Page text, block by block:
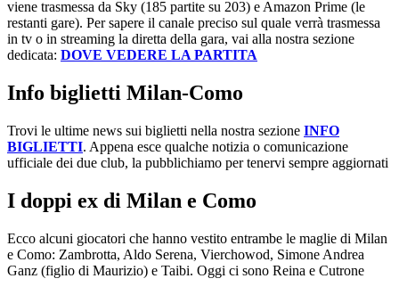
viene trasmessa da Sky (185 partite su 203) e Amazon Prime (le
restanti gare). Per sapere il canale preciso sul quale verrà trasmessa
in tv o in streaming la diretta della gara, vai alla nostra sezione
dedicata: DOVE VEDERE LA PARTITA
Info biglietti Milan-Como
Trovi le ultime news sui biglietti nella nostra sezione INFO
BIGLIETTI. Appena esce qualche notizia o comunicazione
ufficiale dei due club, la pubblichiamo per tenervi sempre aggiornati
I doppi ex di Milan e Como
Ecco alcuni giocatori che hanno vestito entrambe le maglie di Milan
e Como: Zambrotta, Aldo Serena, Vierchowod, Simone Andrea
Ganz (figlio di Maurizio) e Taibi. Oggi ci sono Reina e Cutrone